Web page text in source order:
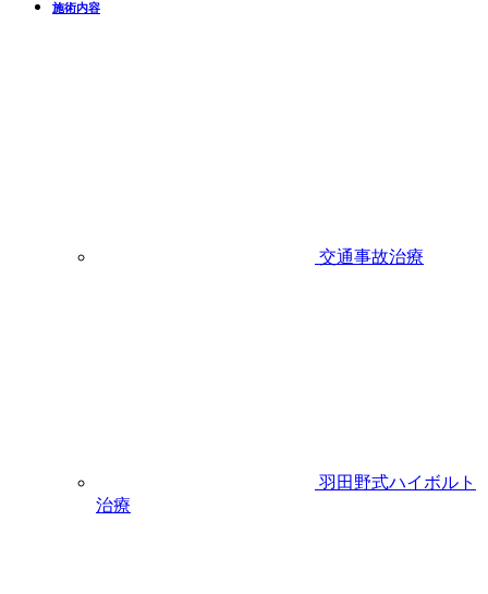
施術内容
交通事故治療
羽田野式ハイボルト
治療